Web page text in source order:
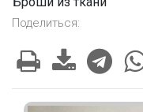
Поделиться: